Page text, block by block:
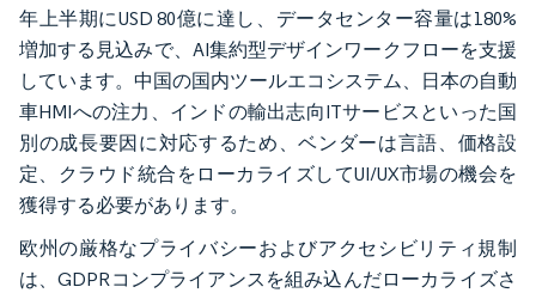
年上半期にUSD 80億に達し、データセンター容量は180%
増加する見込みで、AI集約型デザインワークフローを支援
しています。中国の国内ツールエコシステム、日本の自動
車HMIへの注力、インドの輸出志向ITサービスといった国
別の成長要因に対応するため、ベンダーは言語、価格設
定、クラウド統合をローカライズしてUI/UX市場の機会を
獲得する必要があります。
欧州の厳格なプライバシーおよびアクセシビリティ規制
は、GDPRコンプライアンスを組み込んだローカライズさ